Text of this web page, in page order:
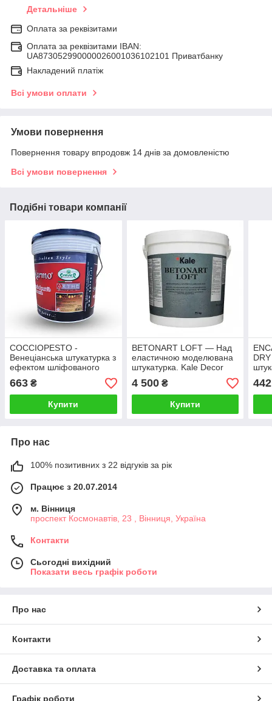
Детальніше
Оплата за реквізитами
Оплата за реквізитами IBAN:
UA873052990000026001036102101 Приватбанку
Накладений платіж
Всі умови оплати
Умови повернення
Повернення товару впродовж 14 днів за домовленістю
Всі умови повернення
Подібні товари компанії
COCCIOPESTO -
Венеціанська штукатурка з
ефектом шліфованого
SPIVER
663 ₴
Купити
BETONART LOFT — Над
еластичною моделювана
штукатурка. Kale Decor
4 500₴
Купити
442
Про нас
100% позитивних з 22 відгуків за рік
Працює з 20.07.2014
м. Вінниця
проспект Космонавтів, 23 , Вінниця, Україна
Контакти
Сьогодні вихідний
Показати весь графік роботи
Про нас
Контакти
Доставка та оплата
Графік роботи